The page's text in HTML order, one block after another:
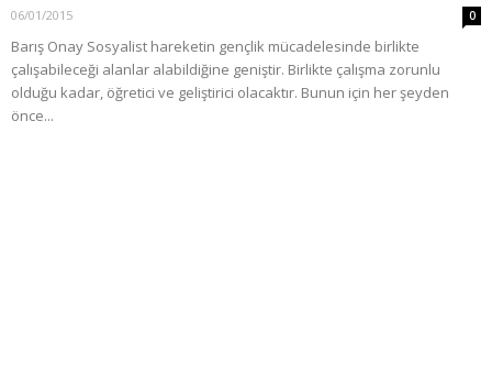
06/01/2015 0
Barış Onay Sosyalist hareketin gençlik mücadelesinde birlikte
çalışabileceği alanlar alabildiğine geniştir. Birlikte çalışma zorunlu
olduğu kadar, öğretici ve geliştirici olacaktır. Bunun için her şeyden
önce...